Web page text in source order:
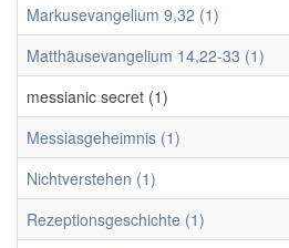
Markusevangelium 9,32 (1)
Matthäusevangelium 14,22-33 (1)
messianic secret (1)
Messiasgeheimnis (1)
Nichtverstehen (1)
Rezeptionsgeschichte (1)